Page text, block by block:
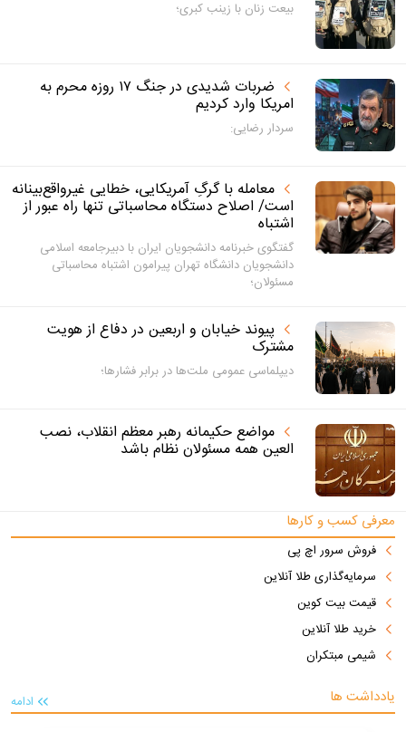
بیعت زنان با زینب کبری؛
ضربات شدیدی در جنگ ۱۷ روزه محرم به
امریکا وارد کردیم
سردار رضایی:
معامله با گرگِ آمریکایی، خطایی غیرواقع‌بینانه
است/ اصلاح دستگاه محاسباتی تنها راه عبور از
اشتباه
گفتگوی خبرنامه دانشجویان ایران با دبیرجامعه اسلامی
دانشجویان دانشگاه تهران پیرامون اشتباه محاسباتی
مسئولان؛
پیوند خیابان و اربعین در دفاع از هویت
مشترک
دیپلماسی عمومی ملت‌ها در برابر فشارها؛
مواضع حکیمانه رهبر معظم انقلاب، نصب
العین همه مسئولان نظام باشد
معرفی کسب و کارها
فروش سرور اچ پی
سرمایه‌گذاری طلا آنلاین
قیمت بیت کوین
خرید طلا آنلاین
شیمی مبتکران
یادداشت ها ادامه